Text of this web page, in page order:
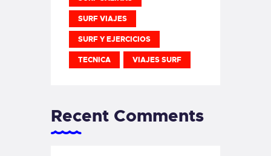
SURF VIAJES
SURF Y EJERCICIOS
TECNICA VIAJES SURF
Recent Comments